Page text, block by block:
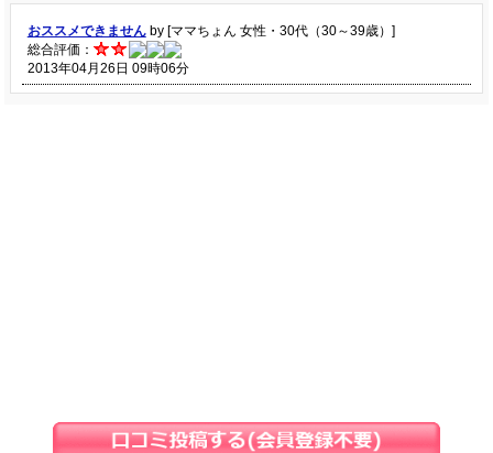
おススメできませんby [ママちょん 女性・30代（30～39歳）]
総合評価：
2013年04月26日 09時06分